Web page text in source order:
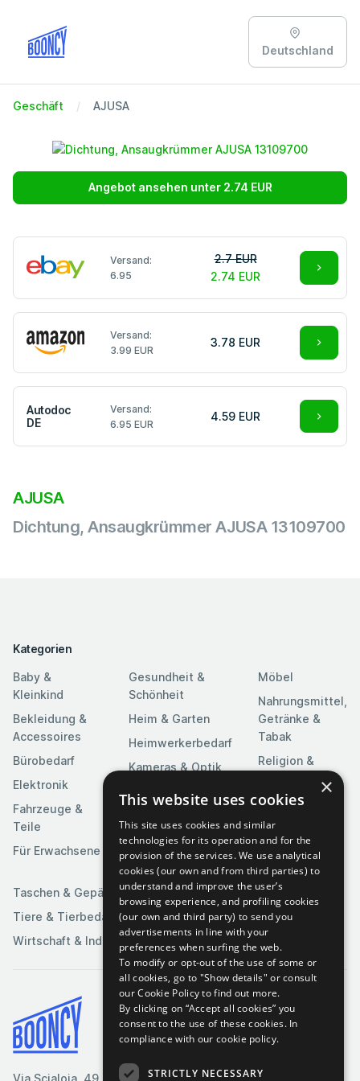
Deutschland
Geschäft AJUSA
Angebot ansehen unter 2.74 EUR
Versand:
6.95
2.7 EUR
2.74 EUR
Versand:
3.99 EUR
3.78 EUR
Autodoc
DE
Versand:
6.95 EUR
4.59 EUR
AJUSA
Dichtung, Ansaugkrümmer AJUSA 13109700
Kategorien
Baby &
Kleinkind
Bekleidung &
Accessoires
Bürobedarf
Elektronik
Fahrzeuge &
Teile
Für Erwachsene
Gesundheit &
Schönheit
Heim & Garten
Heimwerkerbedarf
Kameras & Optik
Kunst &
Unterhaltung
Medien
Möbel
Nahrungsmittel,
Getränke &
Tabak
Religion &
Feierlichkeiten
Software
Spielzeuge &
Spiele
Sportartikel
Taschen & Gepäck
Tiere & Tierbedarf
Wirtschaft & Industrie
Via Scialoia, 49, Florenz,
Bedingungen & Konditionen
Cookie-Richtlinie
Datenschutzrichtlinie
×
This website uses cookies
This site uses cookies and similar
technologies for its operation and for the
provision of the services. We use analytical
cookies (our own and from third parties) to
understand and improve the user’s
browsing experience, and profiling cookies
(our own and third party) to send you
advertisements in line with your
preferences when surfing the web.
To modify or opt-out of the use of some or
all cookies, go to "Show details" or consult
our Cookie Policy to find out more.
By clicking on “Accept all cookies” you
consent to the use of these cookies. In
compliance with our cookie policy.
STRICTLY NECESSARY